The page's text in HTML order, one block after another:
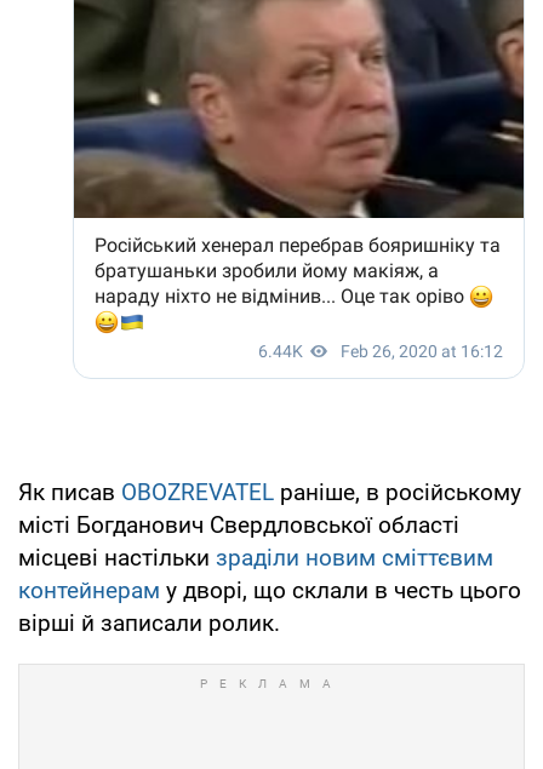
Як писав OBOZREVATEL раніше, в російському
місті Богданович Свердловської області
місцеві настільки зраділи новим сміттєвим
контейнерам у дворі, що склали в честь цього
вірші й записали ролик.